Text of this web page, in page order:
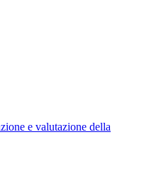
e valutazione della